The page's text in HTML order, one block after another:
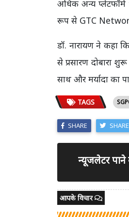
अधिक अन्य
रूप से GTC
डॉ. नारायण ने कहा
से प्रसारण दोबारा
साथ और मर्यादा का
TAGS
SHARE SHARE
न्यूजलेटर पाने
आपके विचार